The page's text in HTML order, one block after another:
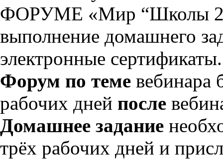
ФОРУМЕ «Мир “Школы
выполнение домашнего
электронные сертификаты.
Форум по теме вебинара
рабочих дней после
Домашнее задание
трёх рабочих дней и